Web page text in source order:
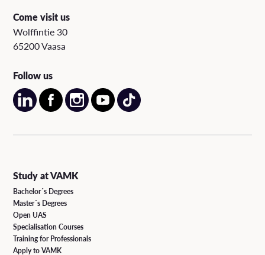
Come visit us
Wolffintie 30
65200 Vaasa
Follow us
Study at VAMK
Bachelor´s Degrees
Master´s Degrees
Open UAS
Specialisation Courses
Training for Professionals
Apply to VAMK